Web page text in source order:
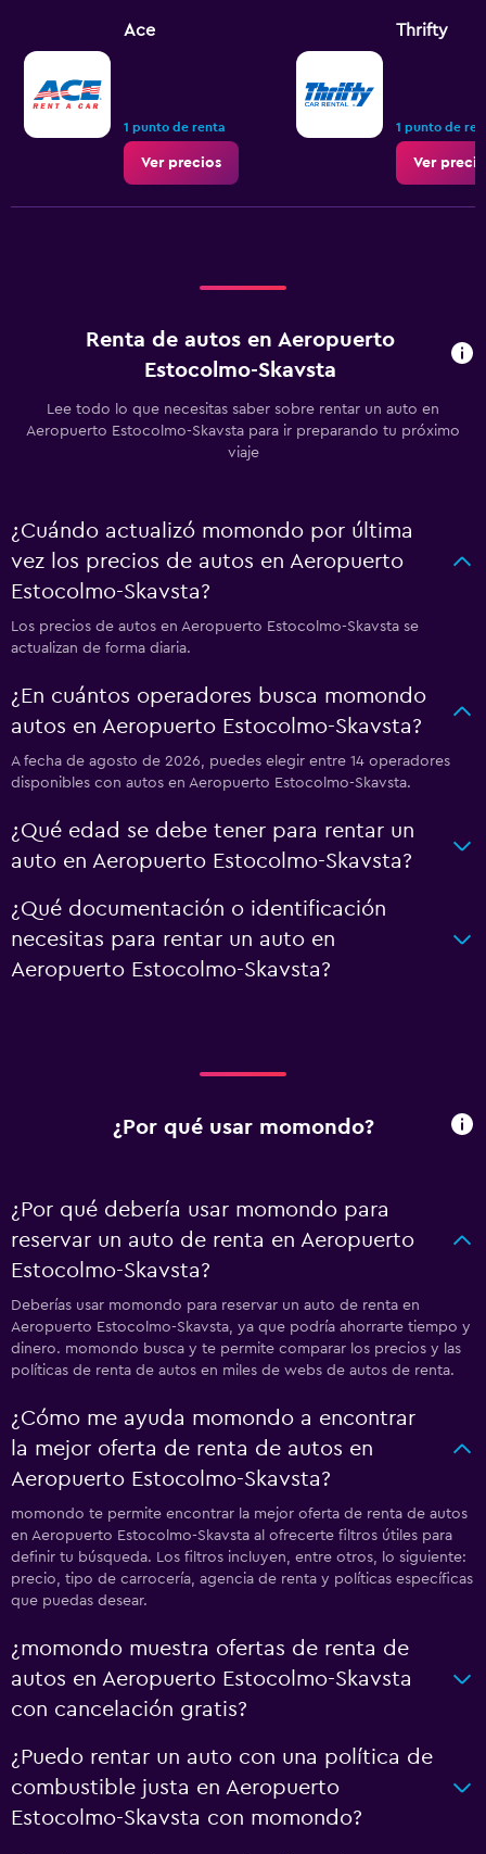
Ace
1 punto de renta
Ver precios
Thrifty
1 punto de
Ver
Renta de autos en Aeropuerto
Estocolmo-Skavsta
Lee todo lo que necesitas saber sobre rentar un auto en
Aeropuerto Estocolmo-Skavsta para ir preparando tu próximo
viaje
¿Cuándo actualizó momondo por última
vez los precios de autos en Aeropuerto
Estocolmo-Skavsta?
Los precios de autos en Aeropuerto Estocolmo-Skavsta se
actualizan de forma diaria.
¿En cuántos operadores busca momondo
autos en Aeropuerto Estocolmo-Skavsta?
A fecha de agosto de 2026, puedes elegir entre 14 operadores
disponibles con autos en Aeropuerto Estocolmo-Skavsta.
¿Qué edad se debe tener para rentar un
auto en Aeropuerto Estocolmo-Skavsta?
¿Qué documentación o identificación
necesitas para rentar un auto en
Aeropuerto Estocolmo-Skavsta?
¿Por qué usar momondo?
¿Por qué debería usar momondo para
reservar un auto de renta en Aeropuerto
Estocolmo-Skavsta?
Deberías usar momondo para reservar un auto de renta en
Aeropuerto Estocolmo-Skavsta, ya que podría ahorrarte tiempo y
dinero. momondo busca y te permite comparar los precios y las
políticas de renta de autos en miles de webs de autos de renta.
¿Cómo me ayuda momondo a encontrar
la mejor oferta de renta de autos en
Aeropuerto Estocolmo-Skavsta?
momondo te permite encontrar la mejor oferta de renta de autos
en Aeropuerto Estocolmo-Skavsta al ofrecerte filtros útiles para
definir tu búsqueda. Los filtros incluyen, entre otros, lo siguiente:
precio, tipo de carrocería, agencia de renta y políticas específicas
que puedas desear.
¿momondo muestra ofertas de renta de
autos en Aeropuerto Estocolmo-Skavsta
con cancelación gratis?
¿Puedo rentar un auto con una política de
combustible justa en Aeropuerto
Estocolmo-Skavsta con momondo?